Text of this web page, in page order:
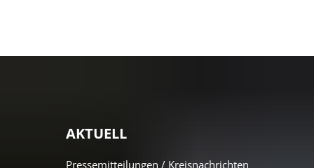
AKTUELL
Pressemitteilungen / Kreisnachrichten